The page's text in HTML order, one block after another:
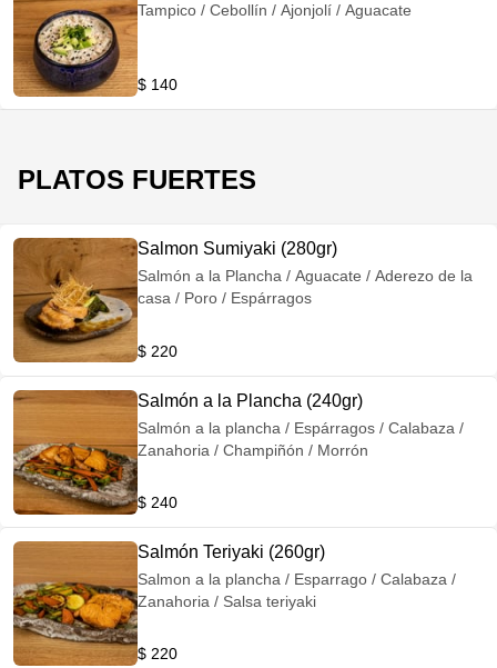
Tampico / Cebollín / Ajonjolí / Aguacate
$ 140
PLATOS FUERTES
Salmon Sumiyaki (280gr)
Salmón a la Plancha / Aguacate / Aderezo de la
casa / Poro / Espárragos
$ 220
Salmón a la Plancha (240gr)
Salmón a la plancha / Espárragos / Calabaza /
Zanahoria / Champiñón / Morrón
$ 240
Salmón Teriyaki (260gr)
Salmon a la plancha / Esparrago / Calabaza /
Zanahoria / Salsa teriyaki
$ 220